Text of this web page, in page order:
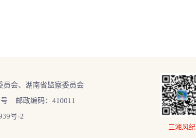
员会、湖南省监察委员会
邮政编码：410011
号-2
三湘风纪